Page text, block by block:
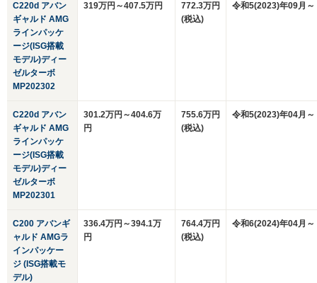
C220d アバン
ギャルド AMG
ラインパッケ
ージ(ISG搭載
モデル)ディー
ゼルターボ
MP202302
319万円～407.5万円
772.3万円
(税込)
令和5(2023)年09月～
C220d アバン
ギャルド AMG
ラインパッケ
ージ(ISG搭載
モデル)ディー
ゼルターボ
MP202301
301.2万円～404.6万
円
755.6万円
(税込)
令和5(2023)年04月～
C200 アバンギ
ャルド AMGラ
インパッケー
ジ (ISG搭載モ
デル)
336.4万円～394.1万
円
764.4万円
(税込)
令和6(2024)年04月～